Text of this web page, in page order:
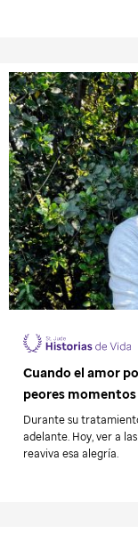
Cuando el amor
peores momentos
Durante su
adelante. Hoy, ver a
reaviva esa alegría.